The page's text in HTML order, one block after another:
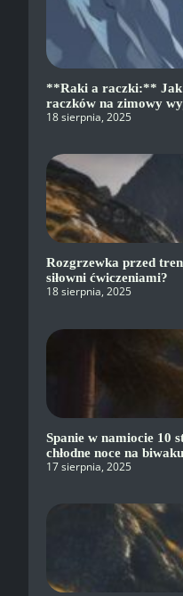
**Raki a raczki:**
raczków na zimowy
18 sierpnia, 2025
Rozgrzewka przed
siłowni ćwiczeniami?
18 sierpnia, 2025
Spanie w namiocie 10
chłodne noce na
17 sierpnia, 2025